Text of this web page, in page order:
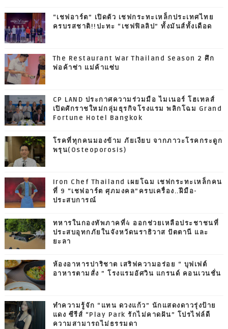
“เชฟอาร์ต” เปิดตัว เชฟกระทะเหล็กประเทศไทย
ครบรสชาติ!!ปะทะ “เชฟฟิลลิป” ทั้งมันส์ทั้งเดือด
The Restaurant War Thailand Season 2 ศึก
พ่อค้าซ่า แม่ค้าแซ่บ
CP LAND ประกาศความร่วมมือ ไมเนอร์ โฮเทลส์
เปิดศักราชใหม่กลุ่มธุรกิจโรงแรม พลิกโฉม Grand
Fortune Hotel Bangkok
โรคที่ทุกคนมองข้าม ภัยเงียบ จากภาวะโรคกระดูก
พรุน(Osteoporosis)
Iron Chef Thailand เผยโฉม เชฟกระทะเหล็กคน
ที่ 9 “เชฟอาร์ต ศุภมงคล”ครบเครื่อง..ฝีมือ-
ประสบการณ์
ทหารในกองทัพภาคที่4 ออกช่วยเหลือประชาชนที่
ประสบอุทกภัยในจังหวัดนราธิวาส ปัตตานี และ
ยะลา
ห้องอาหารปาริชาต เสริฟความอร่อย “ บุฟเฟต์
อาหารตามสั่ง ” โรงแรมอัศวิน แกรนด์ คอนเวนชั่น
ทำความรู้จัก “แทน ดวงแก้ว” นักแสดงดาวรุ่งป้าย
แดง ซีรีส์ “Play Park รักไม่คาดฝัน” โปรไฟล์ดี
ความสามารถไม่ธรรมดา